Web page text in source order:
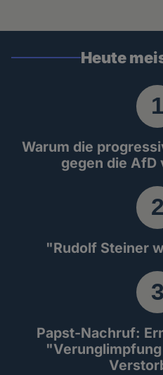
Heute
Warum die
gegen die
"Rudolf Steiner
Papst-Nachruf: